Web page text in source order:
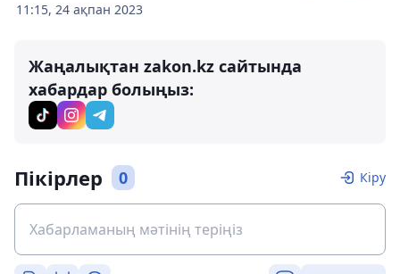
11:15, 24 ақпан 2023
Жаңалықтан zakon.kz сайтында
хабардар болыңыз:
Пікірлер 0 Кіру